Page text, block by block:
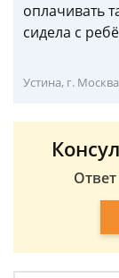
оплачивать
сидела с
Устина, г. Москва